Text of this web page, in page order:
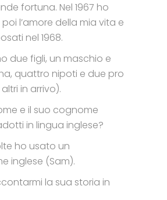
fortuna. Nel 1967 ho
l’amore della mia vita e
nel 1968.
due figli, un maschio e
quattro nipoti e due pro
in arrivo).
e il suo cognome
in lingua inglese?
ho usato un
inglese (Sam).
la sua storia in